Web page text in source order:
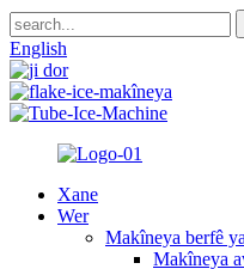
English
Xane
Wer
Makîneya berfê
Makîneya